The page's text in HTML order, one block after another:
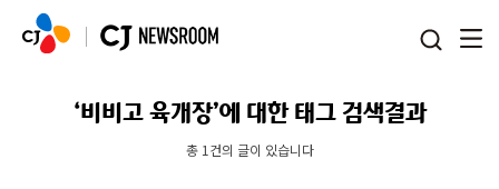
‘비비고 육개장’에 대한 태그 검색결과
총 1건의 글이 있습니다